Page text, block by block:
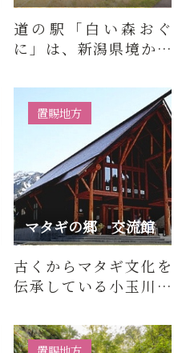
道の駅「白い森おぐ
に」は、新潟県境から
に位置し、軽食・休憩
コーナー、…
マタギの郷 交流館
置賜地方
古くからマタギ文化を
伝承している小玉川地
化等を紹介する資料展
示室と地…